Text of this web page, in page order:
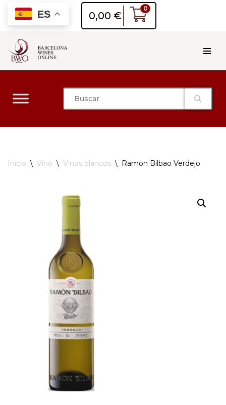
Saltar
contenido
ES 0,00 €
0
Inicio \ Vino \ Vinos blancos \ Ramon Bilbao Verdejo